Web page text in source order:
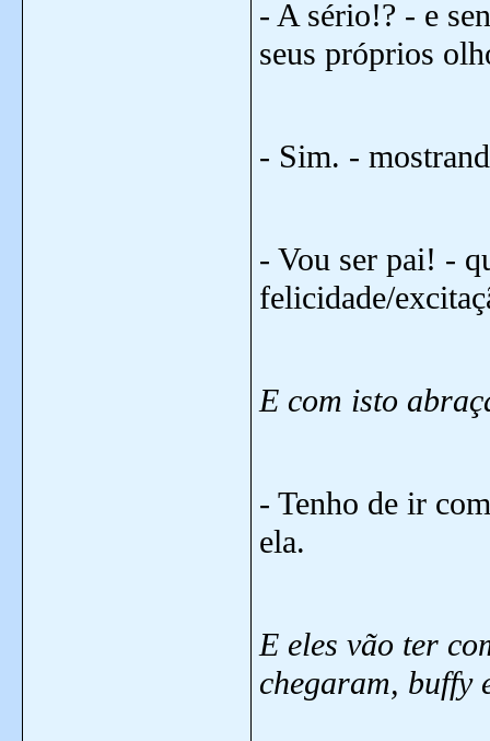
- A sério!? - e
seus próprios
- Sim. -
- Vou ser pai! -
felicidade/
E com isto
- Tenho de ir
ela.
E eles vão ter
chegaram, buffy